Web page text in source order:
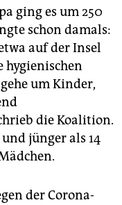
ging es um 250
schon damals:
auf der Insel
hygienischen
um Kinder,
die Koalition.
jünger als 14
der Corona-